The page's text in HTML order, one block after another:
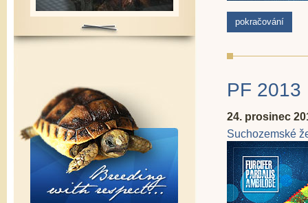
pokračování
PF 2013
24. prosinec
Suchozemské